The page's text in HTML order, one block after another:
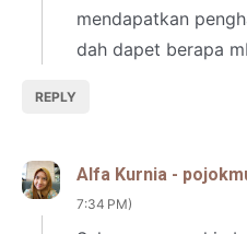
mendapatkan
dah dapet berapa
REPLY
Alfa Kurnia -
7:34 PM